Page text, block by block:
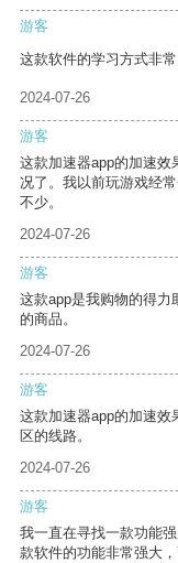
游客
这款软件的学习方式非
2024-07-26
游客
这款加速器app的加速效
况了。我以前玩游戏经
不少。
2024-07-26
游客
这款app是我购物的得力
的商品。
2024-07-26
游客
这款加速器app的加速效
区的线路。
2024-07-26
游客
我一直在寻找一款功能
款软件的功能非常强大